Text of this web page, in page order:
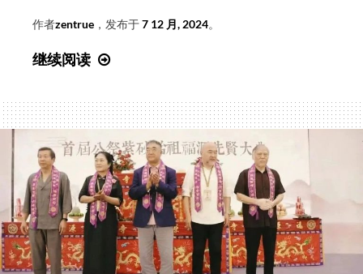
才
作者zentrue ，发布于7 12 月, 2024。
继续阅读
祖
庭
高
质
量
发
展
研